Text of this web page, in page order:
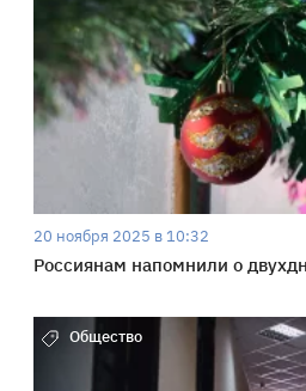
20 ноября 2025 в 10:32
Россиянам напомнили о
Общество